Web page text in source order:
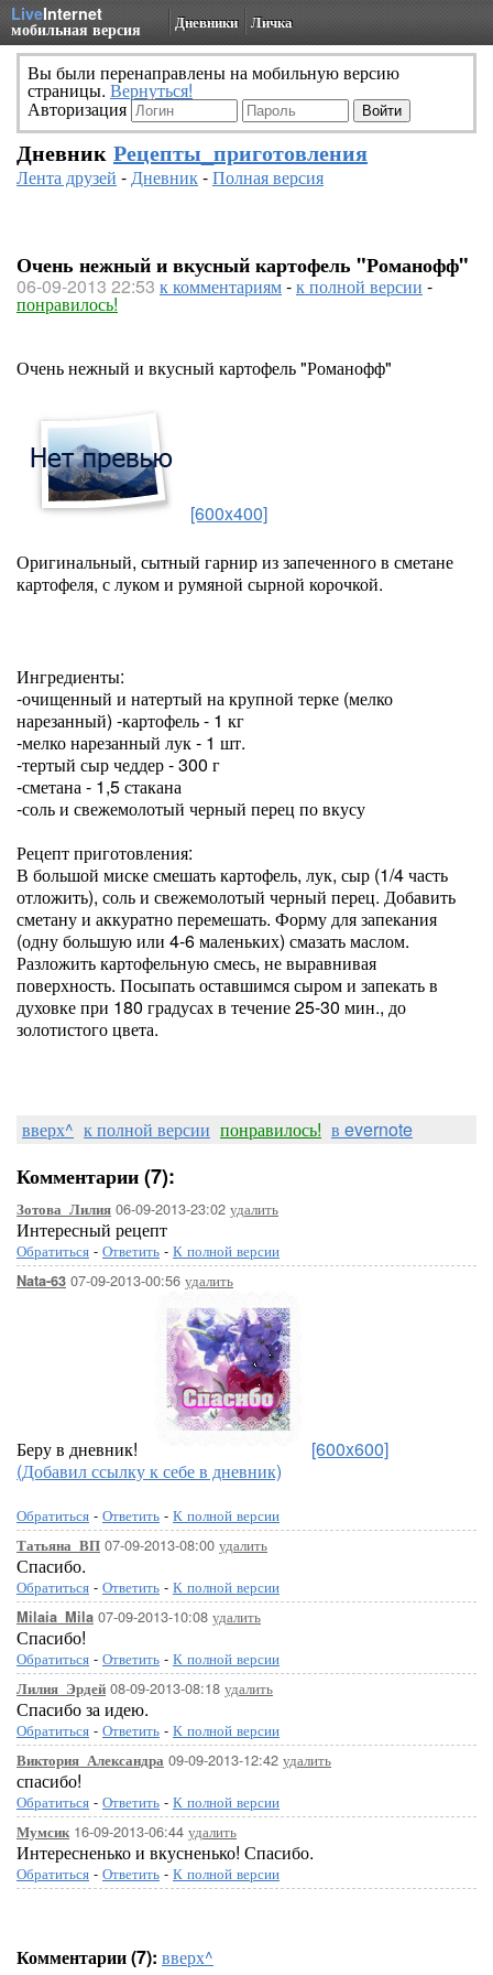
LiveInternet
мобильная версия Дневники Личка
Вы были перенаправлены на мобильную версию
страницы. Вернуться!
Авторизация
Дневник Рецепты_приготовления
Лента друзей -Дневник-Полная версия
Очень нежный и вкусный картофель "Романофф"
06-09-2013 22:53 к комментариям-к полной версии -
понравилось!
Очень нежный и вкусный картофель "Романофф"
[600x400]
Оригинальный, сытный гарнир из запеченного в сметане
картофеля, с луком и румяной сырной корочкой.
Ингредиенты:
-очищенный и натертый на крупной терке (мелко
нарезанный) -картофель - 1 кг
-мелко нарезанный лук - 1 шт.
-тертый сыр чеддер - 300 г
-сметана - 1,5 стакана
-соль и свежемолотый черный перец по вкусу
Рецепт приготовления:
В большой миске смешать картофель, лук, сыр (1/4 часть
отложить), соль и свежемолотый черный перец. Добавить
сметану и аккуратно перемешать. Форму для запекания
(одну большую или 4-6 маленьких) смазать маслом.
Разложить картофельную смесь, не выравнивая
поверхность. Посыпать оставшимся сыром и запекать в
духовке при 180 градусах в течение 25-30 мин., до
золотистого цвета.
вверх^ к полной версии понравилось! в evernote
Комментарии (7):
Зотова_Лилия 06-09-2013-23:02 удалить
Интересный рецепт
Обратиться - Ответить - К полной версии
Nata-63 07-09-2013-00:56 удалить
Беру в дневник!
[600x600]
(Добавил ссылку к себе в дневник)
Обратиться - Ответить - К полной версии
Татьяна_ВП 07-09-2013-08:00 удалить
Спасибо.
Обратиться - Ответить - К полной версии
Milaia_Mila 07-09-2013-10:08 удалить
Спасибо!
Обратиться - Ответить - К полной версии
Лилия_Эрдей 08-09-2013-08:18 удалить
Спасибо за идею.
Обратиться - Ответить - К полной версии
Виктория_Александра 09-09-2013-12:42 удалить
спасибо!
Обратиться - Ответить - К полной версии
Мумсик16-09-2013-06:44 удалить
Интересненько и вкусненько! Спасибо.
Обратиться - Ответить - К полной версии
Комментарии (7): вверх^